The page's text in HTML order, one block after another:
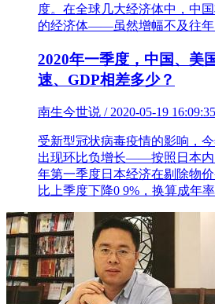
度。在全球几大经济体中，中
的经济体——虽然增幅不及往年
2020年一季度，中国、美
速、GDP相差多少？
南生今世说 / 2020-05-19 16:09:35
受新型冠状病毒疫情的影响，
出现环比负增长——按照日本内
年第一季度日本经济在剔除物
比上季度下降0 9%，换算成年率